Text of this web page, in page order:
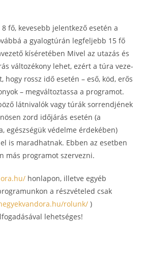
fő, kevesebb jelentkező esetén a
a gyalogtúrán legfeljebb 15 fő
kíséretében Mi­vel az utazás és
vál­to­zé­kony le­het, ezért a tú­ra ­ve­ze­
rossz idő ese­tén – eső, köd, erős
– meg­vál­toz­tas­sa a prog­ra­mot.
lát­ni­va­lók vagy tú­rák sorrend­jé­nek
zord idő­já­rás ese­tén (a
egészségük védelme érdekében)
is ma­rad­hat­nak. Eb­ben az eset­ben
más prog­ra­mot szer­vez­ni.
honlapon, illetve egyéb
a részvételed csak
rolunk/ )
lehetséges!